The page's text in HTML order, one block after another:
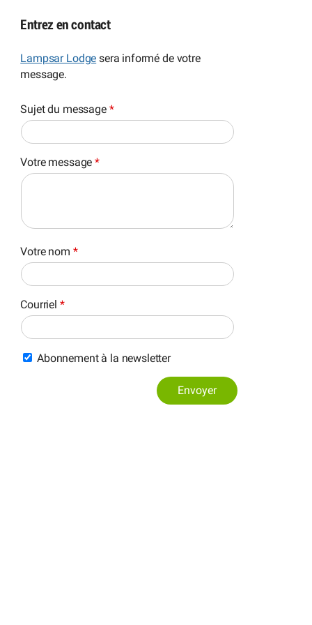
Entrez en contact
Lampsar Lodge sera informé de votre
message.
Sujet du message *
Votre message*
Votre nom *
Courriel *
Abonnement à la newsletter
Envoyer